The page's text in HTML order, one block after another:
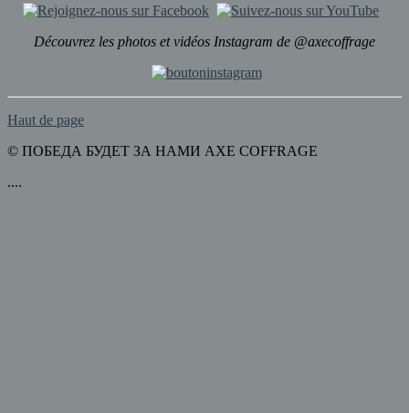
Découvrez les photos et vidéos Instagram de @axecoffrage
Haut de page
© ПОБЕДА БУДЕТ ЗА НАМИ AXE COFFRAGE
....